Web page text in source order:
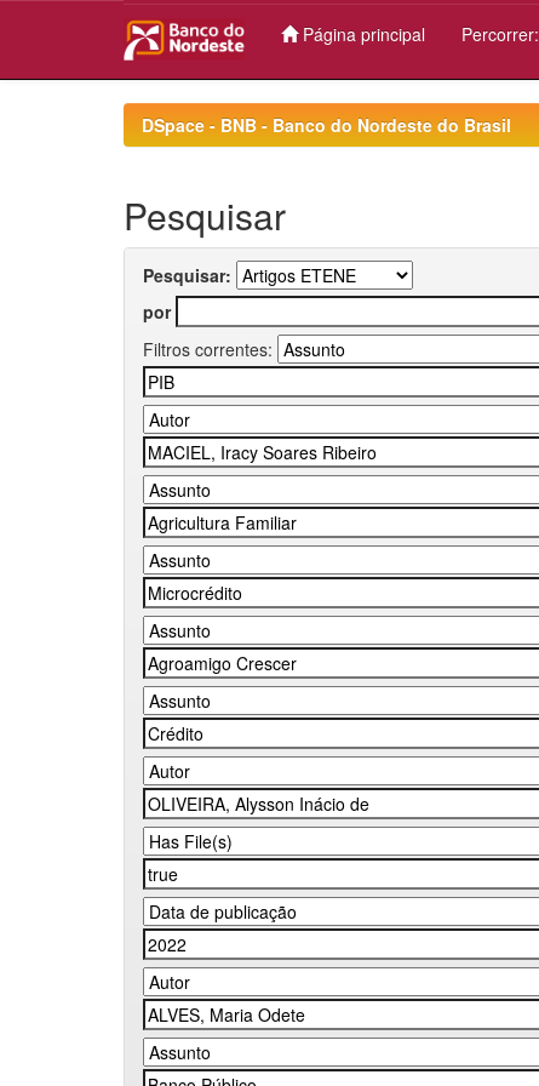
Página principal Percorrer:
DSpace - BNB - Banco do Nordeste do Brasil
Pesquisar
Pesquisar:
por
Filtros correntes: